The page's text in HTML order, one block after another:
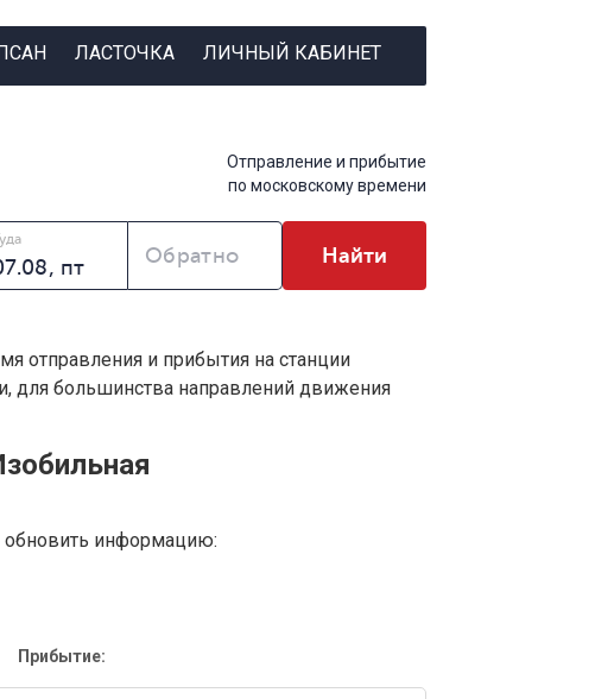
ЛАСТОЧКА ЛИЧНЫЙ КАБИНЕТ
Отправление и прибытие
по московскому времени
Обратно Найти
отправления и прибытия на станции
для большинства направлений движения
обновить информацию:
Прибытие: